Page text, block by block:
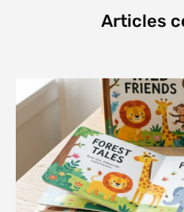
Articles